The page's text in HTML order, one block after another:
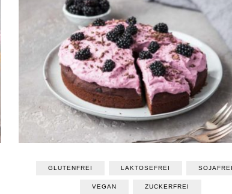
GLUTENFREI LAKTOSEFREI
VEGAN ZUCKERFREI